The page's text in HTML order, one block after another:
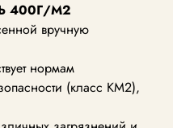
400Г/М2
вручную
нормам
(класс KM2),